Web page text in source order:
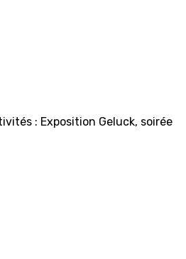
: Exposition Geluck, soirée